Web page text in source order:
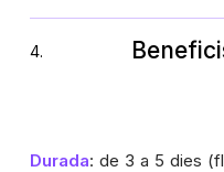
4.
Durada: de 3 a 5 dies